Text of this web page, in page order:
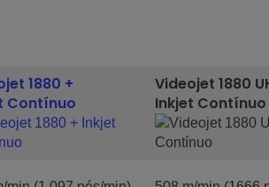
1880 +
Contínuo
Videojet 1880
Inkjet Contínuo